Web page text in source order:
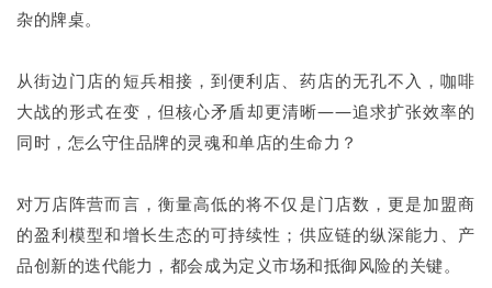
杂的牌桌。
从街边门店的短兵相接，到便利店、药店的无孔不入，咖啡
大战的形式在变，但核心矛盾却更清晰——追求扩张效率的
同时，怎么守住品牌的灵魂和单店的生命力？
对万店阵营而言，衡量高低的将不仅是门店数，更是加盟商
的盈利模型和增长生态的可持续性；供应链的纵深能力、产
品创新的迭代能力，都会成为定义市场和抵御风险的关键。